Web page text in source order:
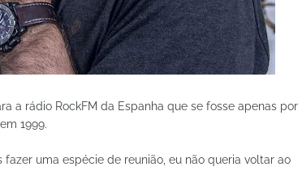
a rádio RockFM da Espanha que se fosse apenas por
1999.
uma espécie de reunião, eu não queria voltar ao